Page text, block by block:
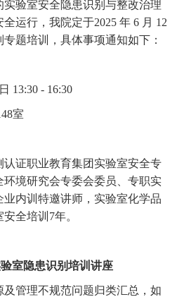
验室安全隐患识别与整改治理
全运行，我院定于2025 年 6 月 12
题培训，具体事项通知如下：
13:30 - 16:30
室
认证职业教育集团实验室安全专
境研究会专委会委员、专职实
内训特邀讲师，实验室化学品
全培训7年。
室隐患识别培训讲座
及管理不规范问题归类汇总，如